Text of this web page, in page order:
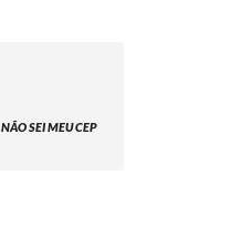
NÃO SEI MEU CEP